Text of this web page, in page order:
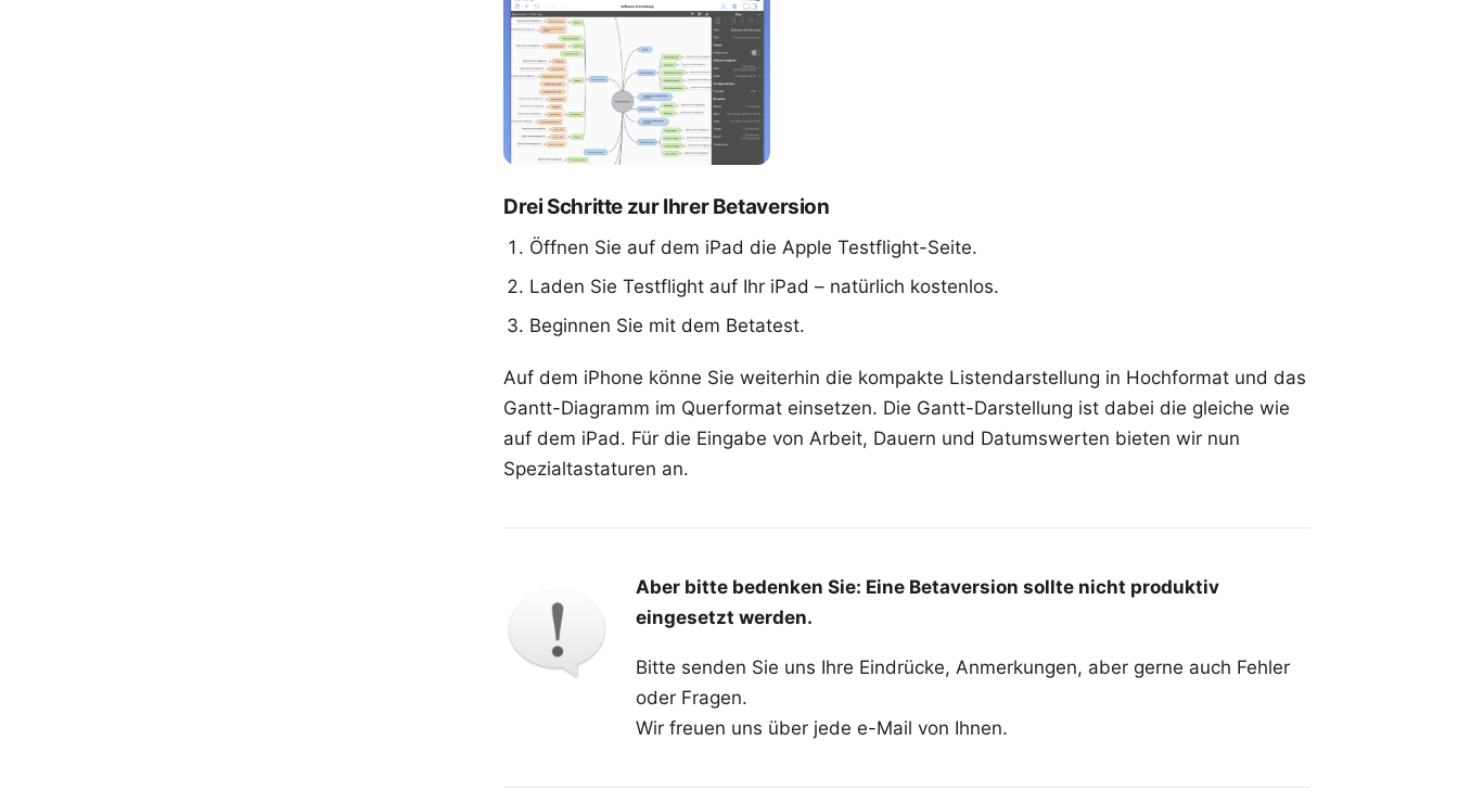
Drei Schritte zur Ihrer Betaversion
Öffnen Sie auf dem iPad die Apple Testflight-Seite.
Laden Sie Testflight auf Ihr iPad – natürlich kostenlos.
Beginnen Sie mit dem Betatest.
Auf dem iPhone könne Sie weiterhin die kompakte Listendarstellung in Hochformat und das
Gantt-Diagramm im Querformat einsetzen. Die Gantt-Darstellung ist dabei die gleiche wie
auf dem iPad. Für die Eingabe von Arbeit, Dauern und Datumswerten bieten wir nun
Spezialtastaturen an.
Aber bitte bedenken Sie: Eine Betaversion sollte nicht produktiv
eingesetzt werden.
Bitte senden Sie uns Ihre Eindrücke, Anmerkungen, aber gerne auch Fehler
oder Fragen.
Wir freuen uns über jede e-Mail von Ihnen.